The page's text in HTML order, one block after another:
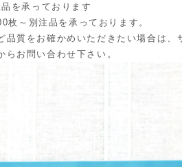
を承っております
枚～別注品を承っております。
品質をお確かめいただきたい場合は、
お問い合わせ下さい。